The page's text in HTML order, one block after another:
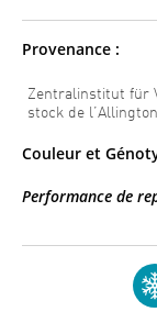
Provenance :
Zentralinstitut für
stock de
Couleur et
Performance de